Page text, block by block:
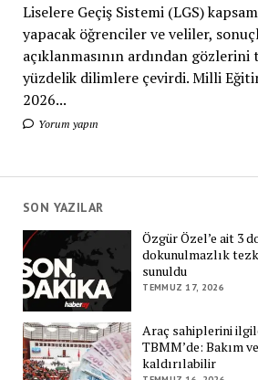
Liselere Geçiş Sistemi (LGS)
yapacak öğrenciler ve veliler,
açıklanmasının ardından
yüzdelik dilimlere çevirdi. Milli
2026...
Yorum yapın
SON YAZILAR
Özgür Özel’e ait 3
dokunulmazlık
sunuldu
TEMMUZ 17, 2026
Araç sahiplerini
TBMM’de: Bakım
kaldırılabilir